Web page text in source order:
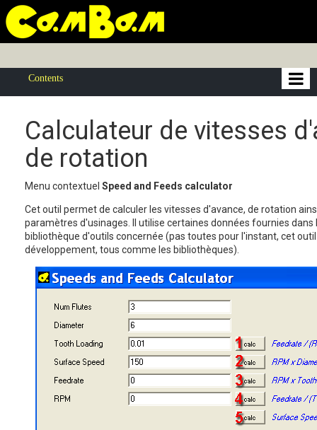
Contents
Calculateur de vitesses
de rotation
Menu contextuel Speed and Feeds calculator
Cet outil permet de calculer les vitesses d'avance, de rotation
paramètres d'usinages. Il utilise certaines données fournies
bibliothèque d'outils concernée (pas toutes pour l'instant, cet
développement, tous comme les bibliothèques).